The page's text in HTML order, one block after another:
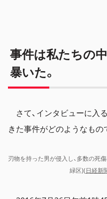
事件は私たちの
暴いた。
さて、インタビューに入
きた事件がどのようなもの
刃物を持った男が侵入し、多数の死
緑区)(日経新